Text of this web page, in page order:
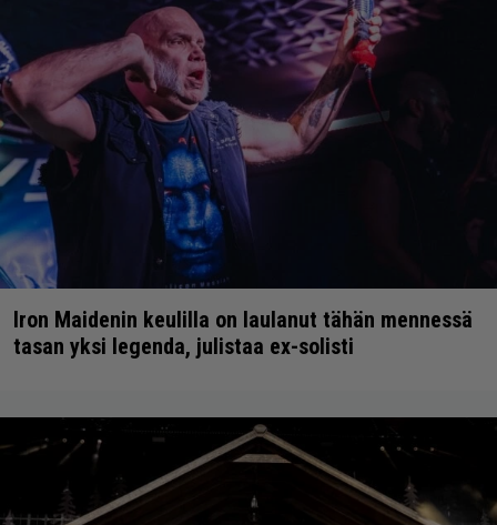
Iron Maidenin keulilla on laulanut tähän mennessä
tasan yksi legenda, julistaa ex-solisti